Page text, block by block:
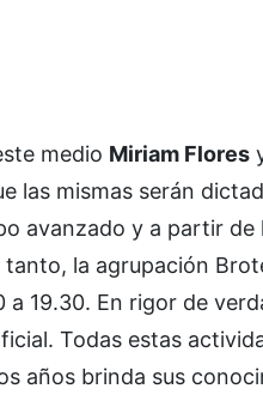
medio Miriam Flores
las mismas serán
avanzado y a partir
tanto, la agrupación
a 19.30. En rigor de
Todas estas
años brinda sus